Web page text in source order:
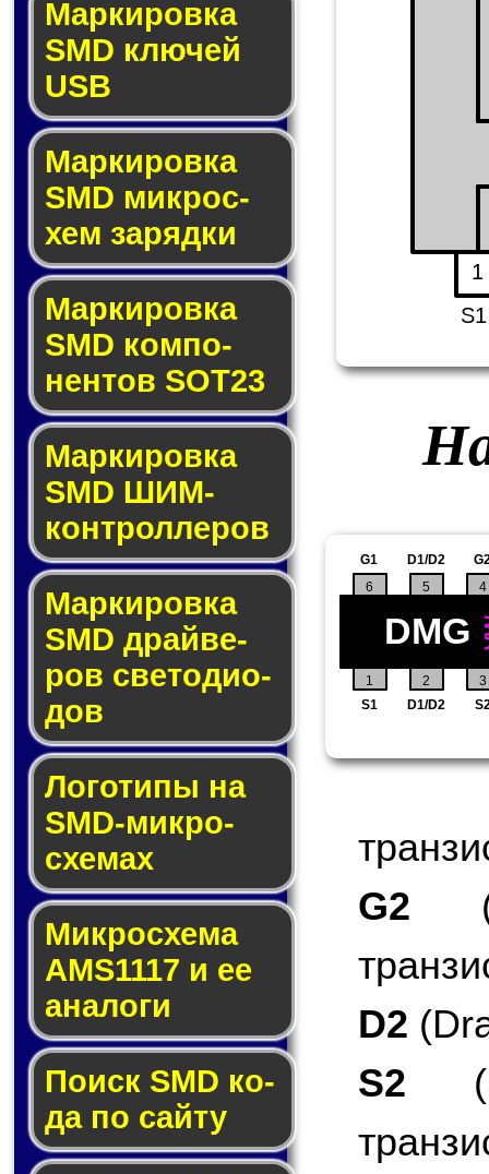
Маркировка
SMD клю­чей
USB
Маркировка
SMD мик­рос­
хем за­ряд­ки
Маркировка
SMD ком­по­
нен­тов SOT23
Маркировка
SMD ШИМ-
кон­трол­ле­ров
Маркировка
SMD драй­ве­
ров све­то­ди­о­
дов
Логотипы на
SMD-мик­ро­
схе­мах
Микросхема
AMS1117 и ее
ана­ло­ги
Поиск SMD ко­
да по сай­ту
1
S1
1 2 3
4
S1 D1/D2
D1/D2
5
6
G1
DMG
G2
D2
S2